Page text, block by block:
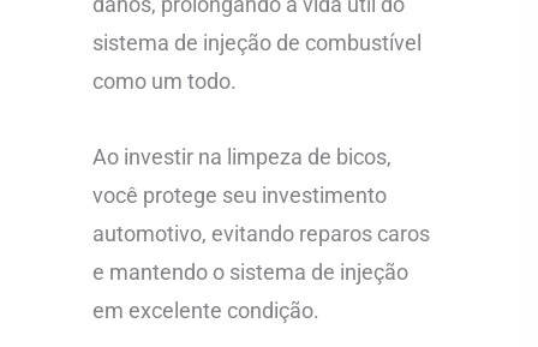
sistema de injeção de combustível
como um todo.
Ao investir na limpeza de bicos,
você protege seu investimento
automotivo, evitando reparos caros
e mantendo o sistema de injeção
em excelente condição.